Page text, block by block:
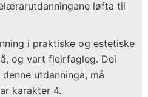
løfta til
i praktiske og estetiske
og vart fleirfagleg. Dei
utdanninga, må
karakter 4.